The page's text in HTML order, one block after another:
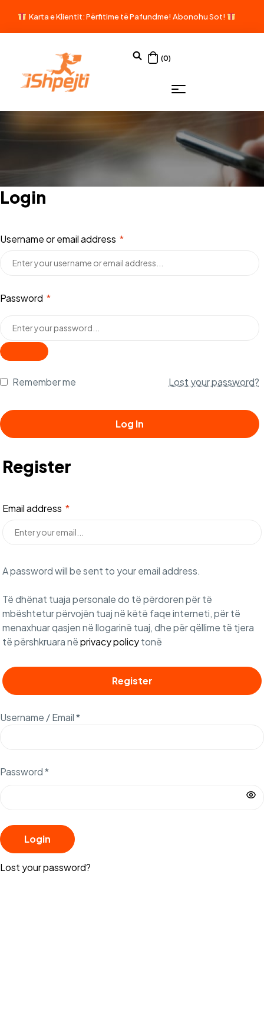
Karta e Klientit: Përfitime të Pafundme! Abonohu Sot!
(0)
Login
Username or email address *
Password *
Remember me Lost your password?
Log In
Register
Email address *
A password will be sent to your email address.
Të dhënat tuaja personale do të përdoren për të
mbështetur përvojën tuaj në këtë faqe interneti, për të
menaxhuar qasjen në llogarinë tuaj, dhe për qëllime të tjera
të përshkruara nëprivacy policytonë
Register
Username / Email *
Password *
Login
Lost your password?